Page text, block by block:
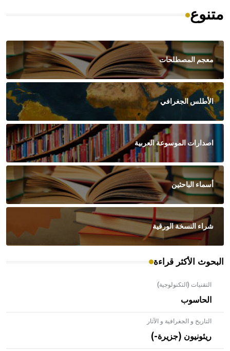
متنوع
معجم المصطلحات
الأطلس الجغرافي
اصدارات الموسوعة العربية
أسماء الباحثين
شراء النسخة الورقية
البحوث الأكثر قراءة
التقنيات (التكنولوجية)
الحاسوب
التاريخ و الجغرافية و الآثار
ريئونيون (جزيرة-)